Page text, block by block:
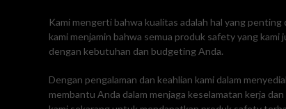
Kami mengerti bahwa kualitas adalah hal yang
kami menjamin bahwa semua produk safety yang
dengan kebutuhan dan budgeting Anda.
Dengan pengalaman dan keahlian kami dalam
membantu Anda dalam menjaga keselamatan kerja